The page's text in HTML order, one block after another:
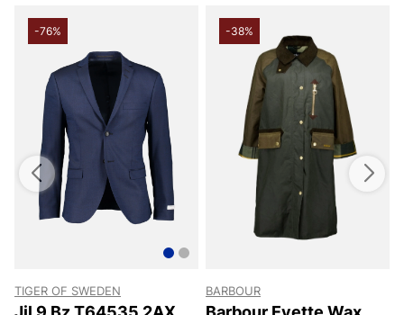
-76%
TIGER OF SWEDEN
-38%
BARBOUR